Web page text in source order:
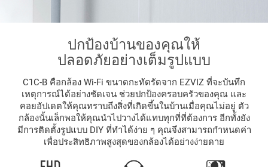
ปกป้องบ้านของคุณให้
ปลอดภัยอย่างเต็มรูปแบบ
C1C-B คือกล้อง Wi-Fi ขนาดกะทัดรัดจาก EZVIZ ที่จะบันทึก
เหตุการณ์ได้อย่างชัดเจน ช่วยปกป้องครอบครัวของคุณ และ
คอยอัปเดตให้คุณทราบถึงสิ่งที่เกิดขึ้นในบ้านเมื่อคุณไม่อยู่ ตัว
กล้องนั้นเล็กพอให้คุณนำไปวางได้แทบทุกที่ที่ต้องการ อีกทั้งยัง
มีการติดตั้งรูปแบบ DIY ที่ทำได้ง่าย ๆ คุณจึงสามารถกำหนดค่า
เพื่อประสิทธิภาพสูงสุดของกล้องได้อย่างง่ายดาย